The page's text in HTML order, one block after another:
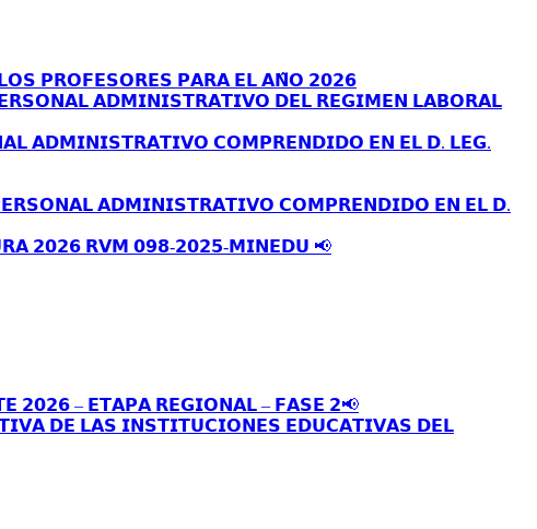
𝗣𝗥𝗢𝗙𝗘𝗦𝗢𝗥𝗘𝗦 𝗣𝗔𝗥𝗔 𝗘𝗟 𝗔𝗡̃𝗢 𝟮𝟬𝟮𝟲
𝗔𝗗𝗠𝗜𝗡𝗜𝗦𝗧𝗥𝗔𝗧𝗜𝗩𝗢 𝗗𝗘𝗟 𝗥𝗘𝗚𝗜𝗠𝗘𝗡 𝗟𝗔𝗕𝗢𝗥𝗔𝗟
𝗔𝗗𝗠𝗜𝗡𝗜𝗦𝗧𝗥𝗔𝗧𝗜𝗩𝗢 𝗖𝗢𝗠𝗣𝗥𝗘𝗡𝗗𝗜𝗗𝗢 𝗘𝗡 𝗘𝗟 𝗗. 𝗟𝗘𝗚.
𝗔𝗗𝗠𝗜𝗡𝗜𝗦𝗧𝗥𝗔𝗧𝗜𝗩𝗢 𝗖𝗢𝗠𝗣𝗥𝗘𝗡𝗗𝗜𝗗𝗢 𝗘𝗡 𝗘𝗟 𝗗.
𝟮𝟬𝟮𝟲 𝗥𝗩𝗠 𝟬𝟵𝟴-𝟮𝟬𝟮𝟱-𝗠𝗜𝗡𝗘𝗗𝗨 📢
– 𝗘𝗧𝗔𝗣𝗔 𝗥𝗘𝗚𝗜𝗢𝗡𝗔𝗟 – 𝗙𝗔𝗦𝗘 𝟮📢
𝗗𝗘 𝗟𝗔𝗦 𝗜𝗡𝗦𝗧𝗜𝗧𝗨𝗖𝗜𝗢𝗡𝗘𝗦 𝗘𝗗𝗨𝗖𝗔𝗧𝗜𝗩𝗔𝗦 𝗗𝗘𝗟